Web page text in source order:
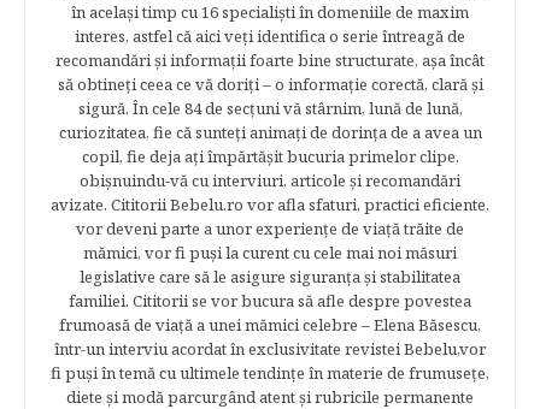
în acelaşi timp cu 16 specialişti în domeniile de maxim
interes, astfel că aici veţi identifica o serie întreagă de
recomandări şi informaţii foarte bine structurate, aşa încât
să obtineţi ceea ce vă doriţi – o informaţie corectă, clară şi
sigură. În cele 84 de secțuni vă stârnim, lună de lună,
curiozitatea, fie că sunteţi animaţi de dorinţa de a avea un
copil, fie deja aţi împărtăşit bucuria primelor clipe,
obişnuindu-vă cu interviuri, articole şi recomandări
avizate. Cititorii Bebelu.ro vor afla sfaturi, practici eficiente,
vor deveni parte a unor experienţe de viaţă trăite de
mămici, vor fi puşi la curent cu cele mai noi măsuri
legislative care să le asigure siguranţa şi stabilitatea
familiei. Cititorii se vor bucura să afle despre povestea
frumoasă de viață a unei mămici celebre – Elena Băsescu,
într-un interviu acordat în exclusivitate revistei Bebelu,vor
fi puşi în temă cu ultimele tendinţe în materie de frumuseţe,
diete şi modă parcurgând atent şi rubricile permanente